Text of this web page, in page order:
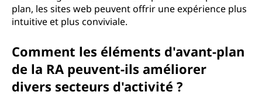
plan, les sites web peuvent offrir une expérience plus
intuitive et plus conviviale.
Comment les éléments d'avant-plan
de la RA peuvent-ils améliorer
divers secteurs d'activité ?